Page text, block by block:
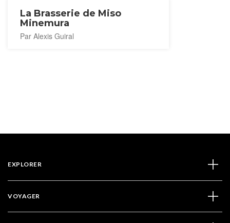
La Brasserie de Miso
Minemura
Par Alexis Guiral
EXPLORER
VOYAGER